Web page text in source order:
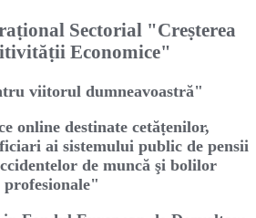
Sectorial "Creṣterea
Economice"
viitorul dumneavoastră"
online destinate cetăṭenilor,
ai sistemului public de pensii
de muncă şi bolilor
profesionale"